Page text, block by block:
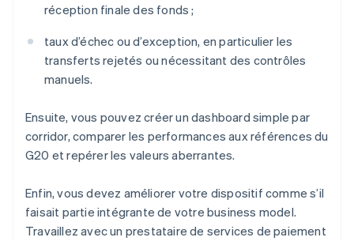
réception finale des fonds ;
taux d’échec ou d’exception, en particulier les
transferts rejetés ou nécessitant des contrôles
manuels.
Ensuite, vous pouvez créer un dashboard simple par
corridor, comparer les performances aux références du
G20 et repérer les valeurs aberrantes.
Enfin, vous devez améliorer votre dispositif comme s’il
faisait partie intégrante de votre business model.
Travaillez avec un prestataire de services de paiement